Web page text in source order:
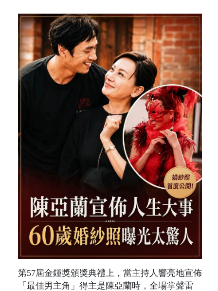
第57屆金鍾獎頒獎典禮上，當主持人響亮地宣佈
「最佳男主角」得主是陳亞蘭時，全場掌聲雷